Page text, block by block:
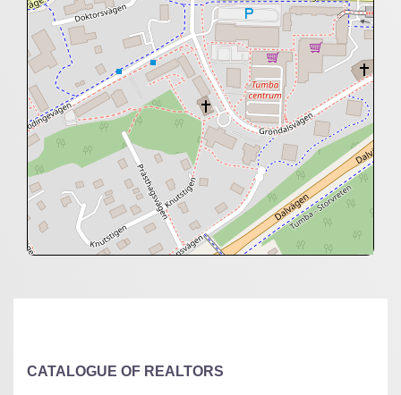
CATALOGUE OF REALTORS